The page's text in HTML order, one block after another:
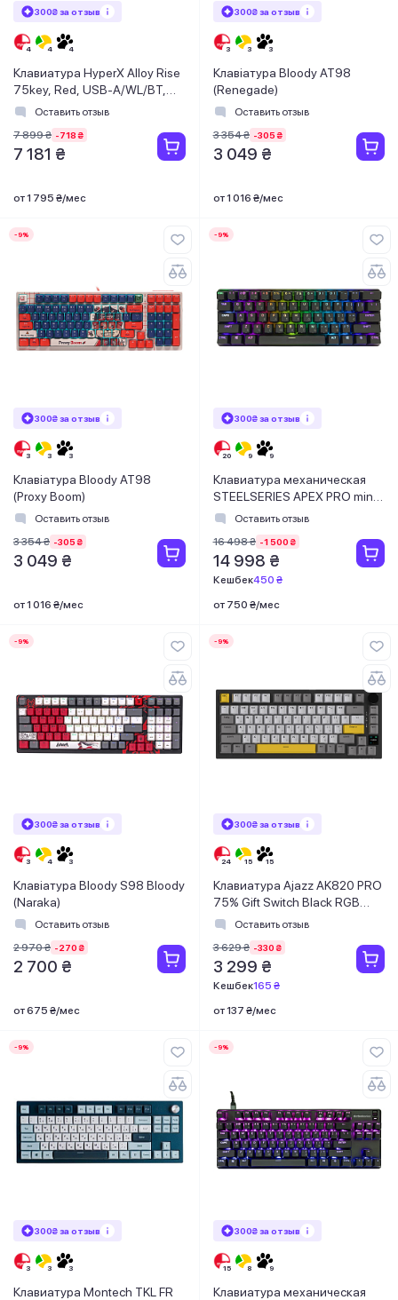
300₴ за отзыв
Клавиатура HyperX Alloy Rise
75key, Red, USB-A/WL/BT,
EN/RU, RGB, черный
Оставить отзыв
7 899 ₴ -718 ₴
7 181 ₴
от 1 795 ₴/мес
300₴ за отзыв
Клавіатура Bloody AT98
(Renegade)
Оставить отзыв
3 354 ₴ -305 ₴
3 049 ₴
от 1 016 ₴/мес
-9%
300₴ за отзыв
Клавіатура Bloody AT98
(Proxy Boom)
Оставить отзыв
3 354 ₴ -305 ₴
3 049 ₴
от 1 016 ₴/мес
-9%
300₴ за отзыв
Клавиатура механическая
STEELSERIES APEX PRO mini,
wireless (64842)
Оставить отзыв
16 498 ₴ -1 500 ₴
14 998 ₴
Кешбек450 ₴
от 750 ₴/мес
-9%
300₴ за отзыв
Клавіатура Bloody S98 Bloody
(Naraka)
Оставить отзыв
2 970 ₴ -270 ₴
2 700 ₴
от 675 ₴/мес
-9%
300₴ за отзыв
Клавиатура Ajazz AK820 PRO
75% Gift Switch Black RGB
(AK820PRO-G-BGY)
Оставить отзыв
3 629 ₴ -330 ₴
3 299 ₴
Кешбек165 ₴
от 137 ₴/мес
-9%
300₴ за отзыв
Клавиатура Montech TKL FR
-9%
300₴ за отзыв
Клавиатура механическая